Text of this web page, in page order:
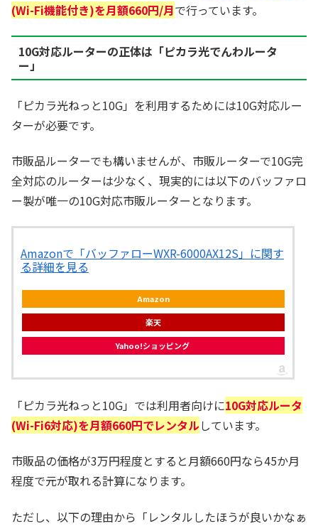
(Wi-Fi機能付き)を月額660円/月で行っています。
10G対応ルーターの正体は「ピカラ光でんわルータ
ー」
「ピカラ光ねっと10G」を利用するためには10G対応ルー
ターが必要です。
市販品ルーターでも構いませんが、市販ルーターで10G完
全対応のルーターは少なく、現実的には以下のバッファロ
ー製が唯一の10G対応市販ルーターとなります。
Amazonで「バッファローWXR-6000AX12S」に関す
る詳細を見る
Amazon
楽天
Yahoo!ショッピング
「ピカラ光ねっと10G」では利用者向けに10G対応ルータ
(Wi-Fi6対応)を月額660円でレンタルしています。
市販品の価格が3万円程度とすると月額660円なら45か月
程度で元が取れる計算になります。
ただし、以下の理由から「レンタルしたほうが良いかなぁ